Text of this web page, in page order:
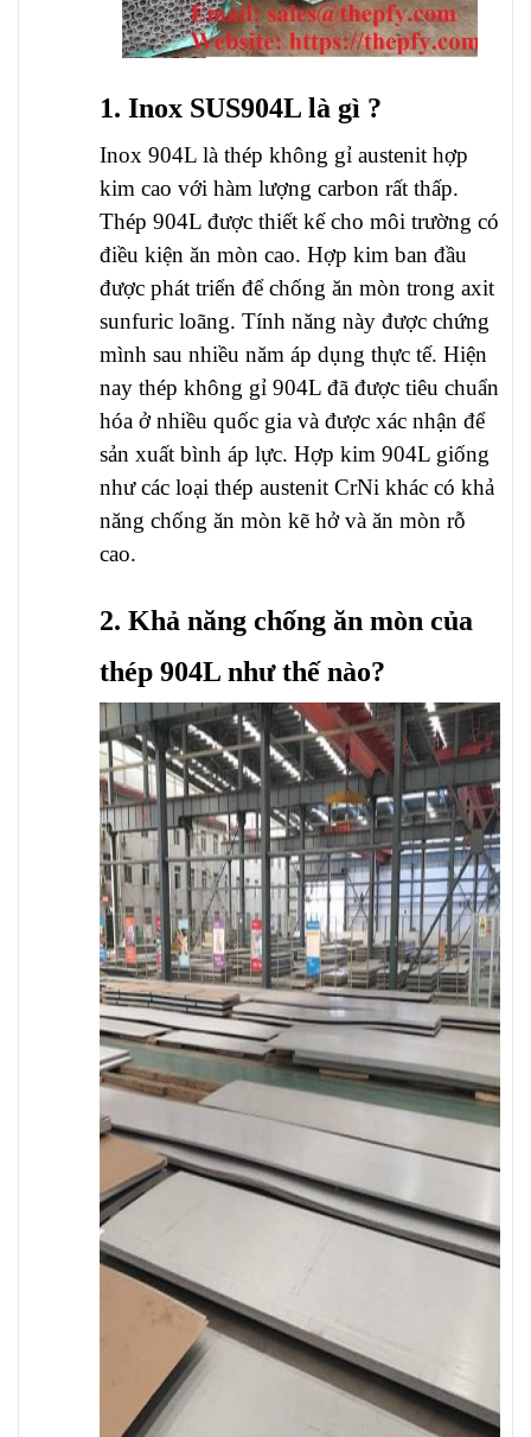
1. Inox SUS904L là gì ?
Inox 904L là thép không gỉ austenit hợp
kim cao với hàm lượng carbon rất thấp.
Thép 904L được thiết kế cho môi trường có
điều kiện ăn mòn cao. Hợp kim ban đầu
được phát triển để chống ăn mòn trong axit
sunfuric loãng. Tính năng này được chứng
mình sau nhiều năm áp dụng thực tế. Hiện
nay thép không gỉ 904L đã được tiêu chuẩn
hóa ở nhiều quốc gia và được xác nhận để
sản xuất bình áp lực. Hợp kim 904L giống
như các loại thép austenit CrNi khác có khả
năng chống ăn mòn kẽ hở và ăn mòn rỗ
cao.
2. Khả năng chống ăn mòn của
thép 904L như thế nào?